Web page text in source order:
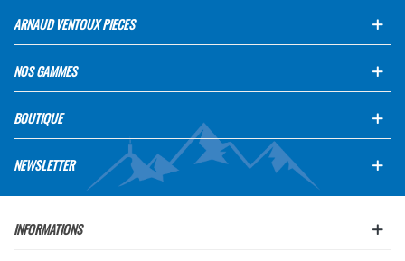
ARNAUD VENTOUX PIECES
NOS GAMMES
BOUTIQUE
NEWSLETTER
INFORMATIONS